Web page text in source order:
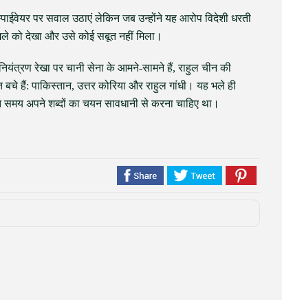
पर सवाल उठाएं लेकिन जब उन्होंने यह आरोप विदेशी धरती
को देखा और उसे कोई सबूत नहीं मिला।
रेखा पर चानी सेना के आमने-सामने हैं, राहुल चीन की
हैं: पाकिस्तान, उत्तर कोरिया और राहुल गांधी। यह भले ही
अपने शब्दों का चयन सावधानी से करना चाहिए था।